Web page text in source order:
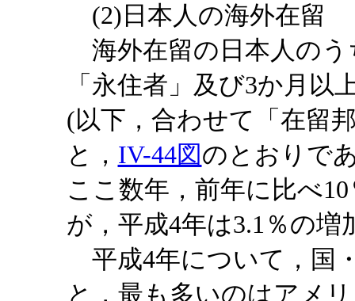
(2)日本人の海外在留
海外在留の日本人のう
「永住者」及び3か月以
(以下，合わせて「在留
と， IV-44図のとおりで
ここ数年，前年に比べ
が，平成4年は3.1％の
平成4年について，国
と，最も多いのはアメ